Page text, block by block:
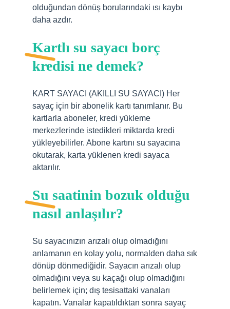
olduğundan dönüş borularındaki ısı kaybı
daha azdır.
Kartlı su sayacı borç
kredisi ne demek?
KART SAYACI (AKILLI SU SAYACI) Her
sayaç için bir abonelik kartı tanımlanır. Bu
kartlarla aboneler, kredi yükleme
merkezlerinde istedikleri miktarda kredi
yükleyebilirler. Abone kartını su sayacına
okutarak, karta yüklenen kredi sayaca
aktarılır.
Su saatinin bozuk olduğu
nasıl anlaşılır?
Su sayacınızın arızalı olup olmadığını
anlamanın en kolay yolu, normalden daha sık
dönüp dönmediğidir. Sayacın arızalı olup
olmadığını veya su kaçağı olup olmadığını
belirlemek için; dış tesisattaki vanaları
kapatın. Vanalar kapatıldıktan sonra sayaç